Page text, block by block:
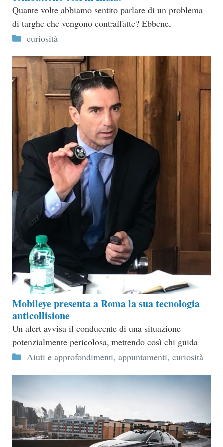
Quante volte abbiamo sentito parlare di un problema
di targhe che vengono contraffatte? Ebbene,
Categorie
curiosità
Mobileye presenta a Roma la sua tecnologia
anticollisione
Un alert avvisa il conducente di una situazione
potenzialmente pericolosa, mettendo così chi guida
Categorie
Aiuti e approfondimenti, appuntamenti, curiosità